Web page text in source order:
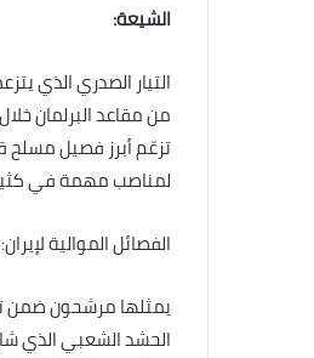
الشيعة:
التيار الصدري الذي
لمناصب مهمة في
الفصائل الموالية لإيران:
يمثلها مرشحون ضمن
الحشد الشعبي الذي